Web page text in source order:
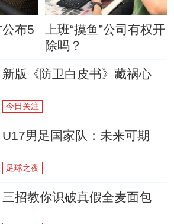
布5
上班“摸鱼”公司有权开
除吗？
新版《防卫白皮书》藏祸心
今日关注
U17男足国家队：未来可期
足球之夜
三招教你识破真假全麦面包